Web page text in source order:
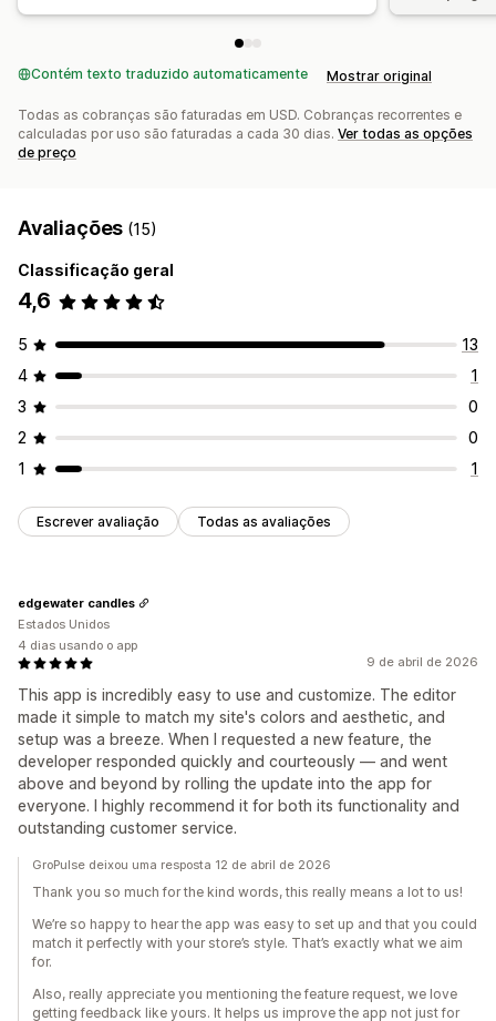
Contém texto traduzido automaticamente Mostrar original
Todas as cobranças são faturadas em USD. Cobranças recorrentes e
calculadas por uso são faturadas a cada 30 dias. Ver todas as opções
de preço
Avaliações (15)
Classificação geral
4,6
5
13
4
1
3
0
2
0
1
1
Escrever avaliação Todas as avaliações
9 de abril de 2026
This app is incredibly easy to use and customize. The editor
made it simple to match my site's colors and aesthetic, and
setup was a breeze. When I requested a new feature, the
developer responded quickly and courteously — and went
above and beyond by rolling the update into the app for
everyone. I highly recommend it for both its functionality and
outstanding customer service.
edgewater candles
Estados Unidos
4 dias usando o app
GroPulse deixou uma resposta 12 de abril de 2026
Thank you so much for the kind words, this really means a lot to us!
We’re so happy to hear the app was easy to set up and that you could
match it perfectly with your store’s style. That’s exactly what we aim
for.
Also, really appreciate you mentioning the feature request, we love
getting feedback like yours. It helps us improve the app not just for